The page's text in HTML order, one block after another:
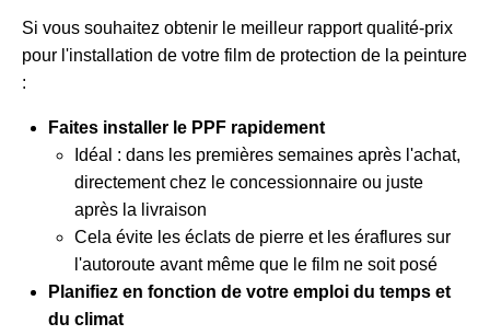
Si vous souhaitez obtenir le meilleur rapport qualité-prix
pour l'installation de votre film de protection de la peinture
:
Faites installer le PPF rapidement
Idéal : dans les premières semaines après l'achat,
directement chez le concessionnaire ou juste
après la livraison
Cela évite les éclats de pierre et les éraflures sur
l'autoroute avant même que le film ne soit posé
Planifiez en fonction de votre emploi du temps et
du climat